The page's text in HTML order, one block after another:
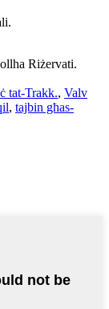
Riżervati.
tat-Trakk., Valv
, tajbin għas-